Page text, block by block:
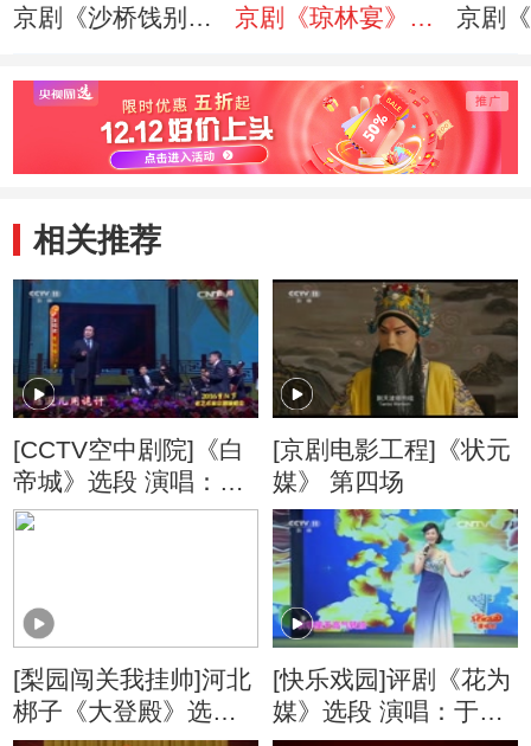
京剧《沙桥饯别》
彭
京剧《琼林宴》选
京剧
珠
相关推荐
[CCTV空中剧院]《白
帝城》选段 演唱：李
伯培
[京剧电影工程]《状元
媒》 第四场
[梨园闯关我挂帅]河北
梆子《大登殿》选段
[快乐戏园]评剧《花为
媒》选段 演唱：于文